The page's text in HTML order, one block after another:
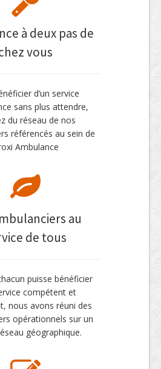
à deux pas de
vous
d’un service
sans plus attendre,
du réseau de nos
référencés au sein de
Ambulance
au
de tous
puisse bénéficier
compétent et
nous avons réuni des
opérationnels sur un
géographique.